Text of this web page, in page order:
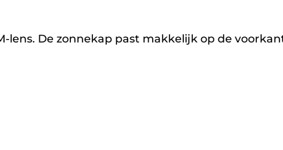
lens. De zonnekap past makkelijk op de